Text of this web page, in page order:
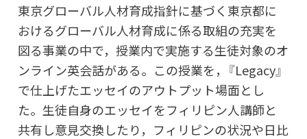
東京グローバル人材育成指針に基づく東京都に
おけるグローバル人材育成に係る取組の充実を
図る事業の中で，授業内で実施する生徒対象のオ
ンライン英会話がある。この授業を，『Legacy』
で仕上げたエッセイのアウトプット場面とし
た。生徒自身のエッセイをフィリピン人講師と
共有し意見交換したり，フィリピンの状況や日比